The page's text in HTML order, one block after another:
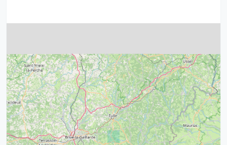
4
32
39
43